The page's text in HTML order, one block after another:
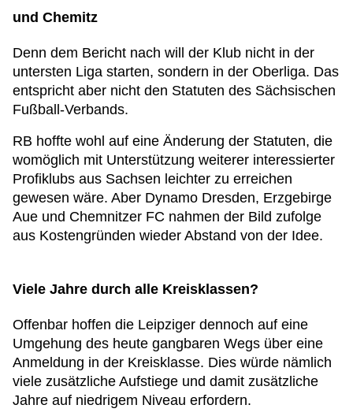
und Chemitz
Denn dem Bericht nach will der Klub nicht in der
untersten Liga starten, sondern in der Oberliga. Das
entspricht aber nicht den Statuten des Sächsischen
Fußball-Verbands.
RB hoffte wohl auf eine Änderung der Statuten, die
womöglich mit Unterstützung weiterer interessierter
Profiklubs aus Sachsen leichter zu erreichen
gewesen wäre. Aber Dynamo Dresden, Erzgebirge
Aue und Chemnitzer FC nahmen der Bild zufolge
aus Kostengründen wieder Abstand von der Idee.
Viele Jahre durch alle Kreisklassen?
Offenbar hoffen die Leipziger dennoch auf eine
Umgehung des heute gangbaren Wegs über eine
Anmeldung in der Kreisklasse. Dies würde nämlich
viele zusätzliche Aufstiege und damit zusätzliche
Jahre auf niedrigem Niveau erfordern.